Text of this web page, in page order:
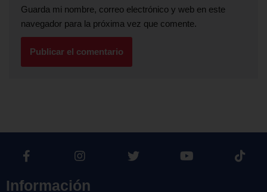
Guarda mi nombre, correo electrónico y web en este
navegador para la próxima vez que comente.
Información